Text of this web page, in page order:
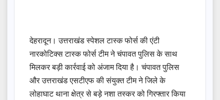
देहरादून। उत्तराखंड स्पेशल टास्क फोर्स की एंटी
नारकोटिक्स टास्क फोर्स टीम ने चंपावत पुलिस के साथ
मिलकर बड़ी कार्रवाई को अंजाम दिया है। चंपावत पुलिस
और उत्तराखंड एसटीएफ की संयुक्त टीम ने जिले के
लोहाघाट थाना क्षेत्र से बड़े नशा तस्कर को गिरफ्तार किया